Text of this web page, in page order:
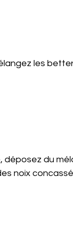
les
déposez du
noix